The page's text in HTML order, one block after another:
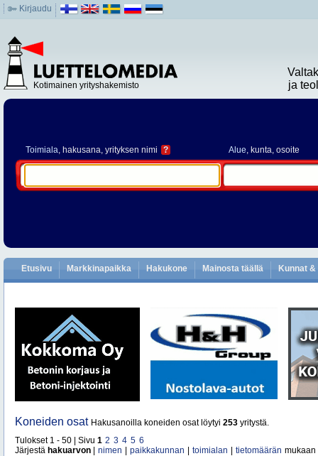
Kirjaudu
Kotimainen yrityshakemisto
ja
Toimiala, hakusana, yrityksen nimi ? Alue, kunta, osoite
Etusivu Markkinapaikka Hakukone Mainosta täällä Kunnat
Koneiden osat Hakusanoilla koneiden osat löytyi 253 yritystä.
Tulokset 1 - 50 | Sivu 1 2 3 4 5 6
Järjestä hakuarvon nimen paikkakunnan toimialan tietomäärän mukaan